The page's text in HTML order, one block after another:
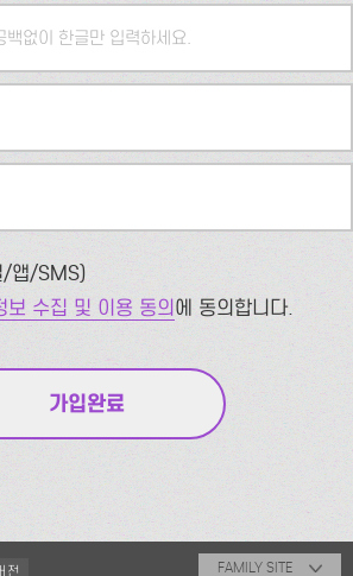
백없이 한글만 입력하세요.
/앱/SMS)
보 수집 및 이용 동의에 동의합니다.
전 FAMILY SITE